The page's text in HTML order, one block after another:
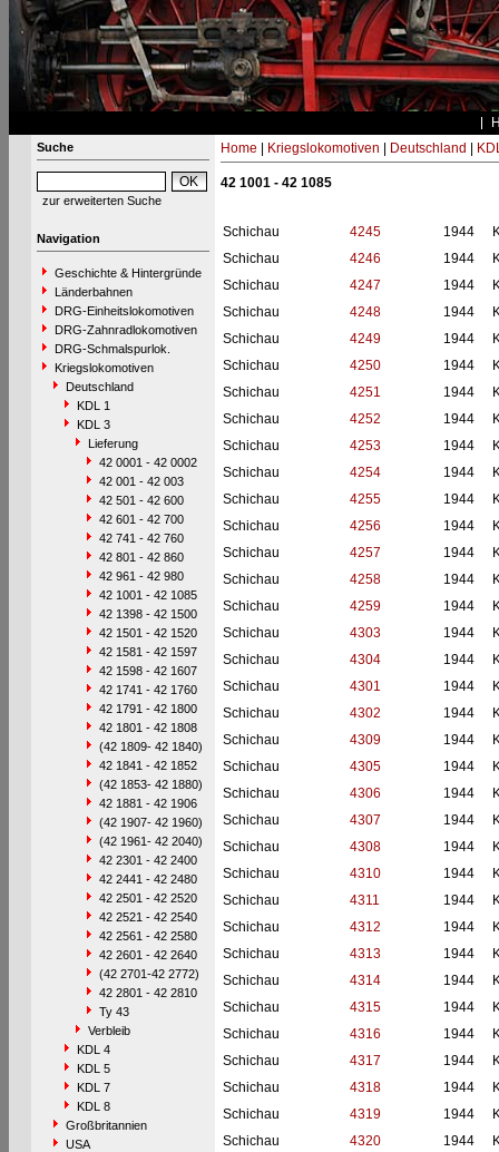
Suche
zur erweiterten Suche
Navigation
Geschichte & Hintergründe
Länderbahnen
DRG-Einheitslokomotiven
DRG-Zahnradlokomotiven
DRG-Schmalspurlok.
Kriegslokomotiven
Deutschland
KDL 1
KDL 3
Lieferung
42 0001 - 42 0002
42 001 - 42 003
42 501 - 42 600
42 601 - 42 700
42 741 - 42 760
42 801 - 42 860
42 961 - 42 980
42 1001 - 42 1085
42 1398 - 42 1500
42 1501 - 42 1520
42 1581 - 42 1597
42 1598 - 42 1607
42 1741 - 42 1760
42 1791 - 42 1800
42 1801 - 42 1808
(42 1809- 42 1840)
42 1841 - 42 1852
(42 1853- 42 1880)
42 1881 - 42 1906
(42 1907- 42 1960)
(42 1961- 42 2040)
42 2301 - 42 2400
42 2441 - 42 2480
42 2501 - 42 2520
42 2521 - 42 2540
42 2561 - 42 2580
42 2601 - 42 2640
(42 2701-42 2772)
42 2801 - 42 2810
Ty 43
Verbleib
KDL 4
KDL 5
KDL 7
KDL 8
Großbritannien
USA
Home Kriegslokomotiven Deutschland
42 1001 - 42 1085
Schichau 4245 1944
Schichau
4246 1944
Schichau
4247 1944
Schichau
4248 1944
Schichau
4249 1944
Schichau
4250 1944
Schichau
4251 1944
Schichau
4252 1944
Schichau
4253 1944
Schichau
4254 1944
Schichau
4255 1944
Schichau
4256 1944
Schichau
4257 1944
Schichau
4258 1944
Schichau
4259 1944
Schichau
4303 1944
Schichau
4304 1944
Schichau
4301 1944
Schichau
4302 1944
Schichau
4309 1944
Schichau
4305 1944
Schichau
4306 1944
Schichau
4307 1944
Schichau
4308 1944
Schichau
4310 1944
Schichau
4311 1944
Schichau
4312 1944
Schichau
4313 1944
Schichau
4314 1944
Schichau
4315 1944
Schichau
4316 1944
Schichau
4317 1944
Schichau
4318 1944
Schichau
4319 1944
Schichau
4320 1944